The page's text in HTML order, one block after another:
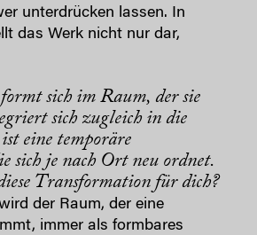
unterdrücken lassen. In
das Werk nicht nur dar,
sich im Raum, der sie
sich zugleich in die
eine temporäre
sich je nach Ort neu ordnet.
Transformation für dich?
der Raum, der eine
immer als formbares